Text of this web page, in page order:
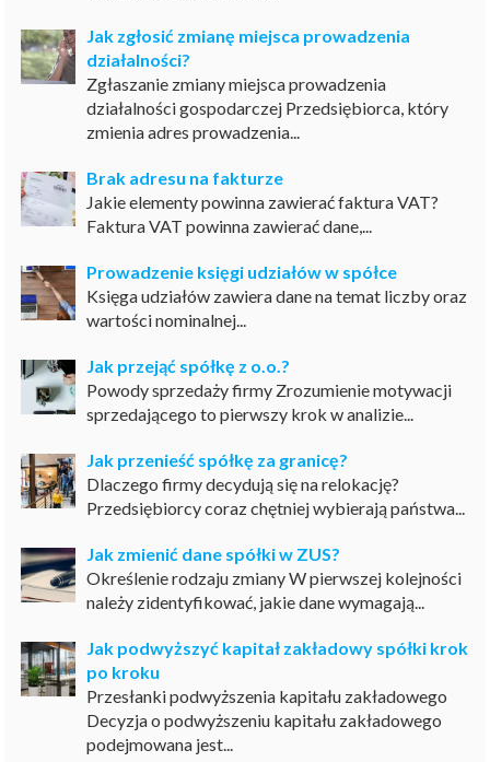
Jak zgłosić zmianę miejsca prowadzenia
działalności?
Zgłaszanie zmiany miejsca prowadzenia
działalności gospodarczej Przedsiębiorca, który
zmienia adres prowadzenia...
Brak adresu na fakturze
Jakie elementy powinna zawierać faktura VAT?
Faktura VAT powinna zawierać dane,...
Prowadzenie księgi udziałów w spółce
Księga udziałów zawiera dane na temat liczby oraz
wartości nominalnej...
Jak przejąć spółkę z o.o.?
Powody sprzedaży firmy Zrozumienie motywacji
sprzedającego to pierwszy krok w analizie...
Jak przenieść spółkę za granicę?
Dlaczego firmy decydują się na relokację?
Przedsiębiorcy coraz chętniej wybierają państwa...
Jak zmienić dane spółki w ZUS?
Określenie rodzaju zmiany W pierwszej kolejności
należy zidentyfikować, jakie dane wymagają...
Jak podwyższyć kapitał zakładowy spółki krok
po kroku
Przesłanki podwyższenia kapitału zakładowego
Decyzja o podwyższeniu kapitału zakładowego
podejmowana jest...